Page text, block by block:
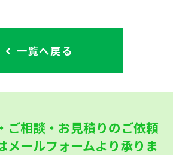
一覧へ戻る
ご相談・お見積りのご依頼
メールフォームより承りま